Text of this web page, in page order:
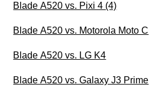
Blade A520 vs. Pixi 4 (4)
Blade A520 vs. Motorola Moto C
Blade A520 vs. LG K4
Blade A520 vs. Galaxy J3 Prime